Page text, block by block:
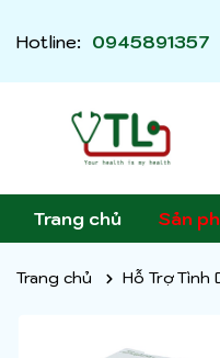
Hotline: 0945891357
Trang chủ Sản
Trang chủ Hỗ Trợ Tình